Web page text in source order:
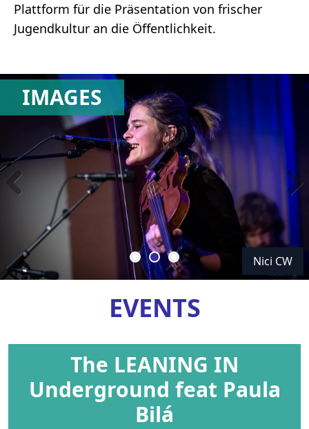
Plattform für die Präsentation von frischer
Jugendkultur an die Öffentlichkeit.
IMAGES
CW
EVENTS
The LEANING IN
Underground feat Paula
Bilá